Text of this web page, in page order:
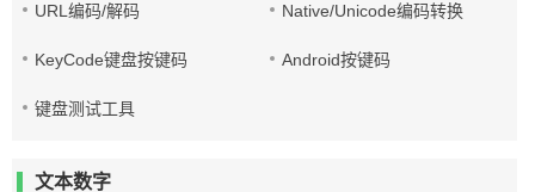
URL编码/解码 Native/Unicode编码转换
KeyCode键盘按键码 Android按键码
键盘测试工具
文本数字